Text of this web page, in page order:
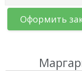
Оформить